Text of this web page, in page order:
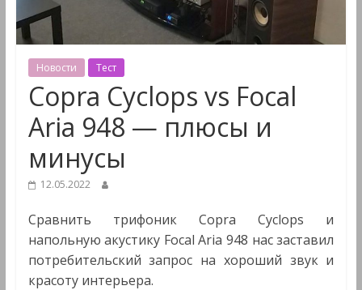
Мультимедиа
Новости Тест
Copra Cyclops vs Focal
Aria 948 — плюсы и
минусы
12.05.2022
Сравнить трифоник Copra Cyclops и
напольную акустику Focal Aria 948 нас заставил
потребительский запрос на хороший звук и
красоту интерьера.